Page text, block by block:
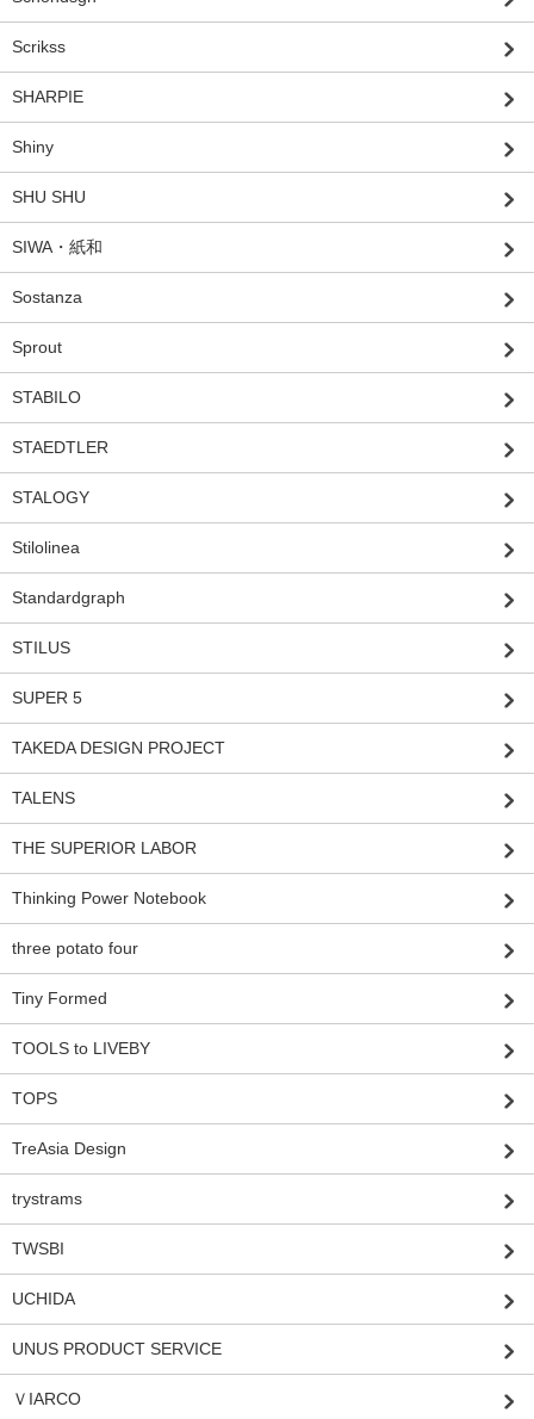
Scrikss
SHARPIE
Shiny
SHU SHU
SIWA・紙和
Sostanza
Sprout
STABILO
STAEDTLER
STALOGY
Stilolinea
Standardgraph
STILUS
SUPER 5
TAKEDA DESIGN PROJECT
TALENS
THE SUPERIOR LABOR
Thinking Power Notebook
three potato four
Tiny Formed
TOOLS to LIVEBY
TOPS
TreAsia Design
trystrams
TWSBI
UCHIDA
UNUS PRODUCT SERVICE
ＶIARCO